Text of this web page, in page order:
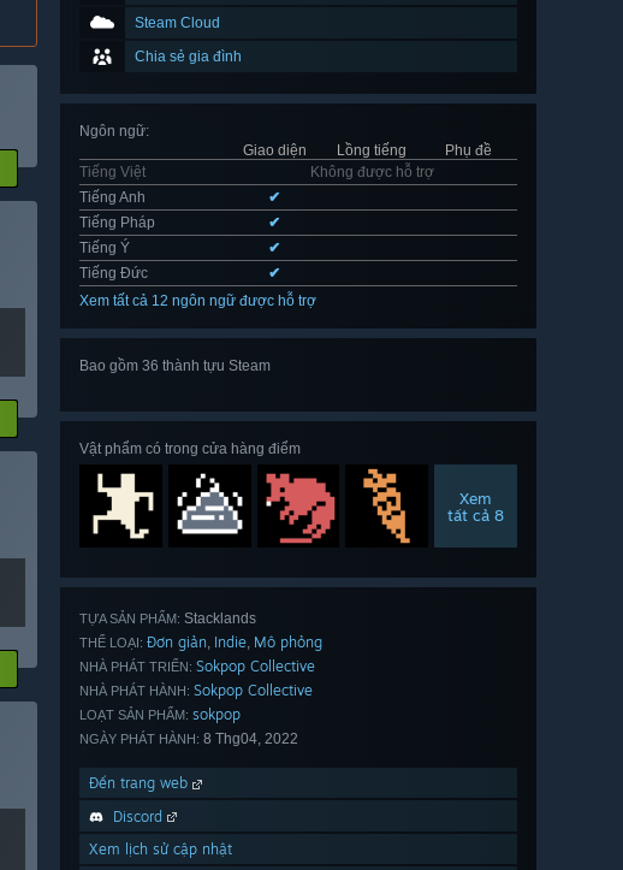
Steam Cloud
Chia sẻ gia đình
Ngôn ngữ:
Giao diện
Lồng tiếng
Phụ đề
Tiếng Việt
Không được hỗ trợ
Tiếng Anh
✔
Tiếng Pháp
✔
Tiếng Ý
✔
Tiếng Đức
✔
Xem tất cả 12 ngôn ngữ được hỗ trợ
Bao gồm 36 thành tựu Steam
Vật phẩm có trong cửa hàng điểm
Xem
tất cả 8
TỰA SẢN PHẨM: Stacklands
THỂ LOẠI: Đơn giản, Indie, Mô phỏng
NHÀ PHÁT TRIỂN: Sokpop Collective
NHÀ PHÁT HÀNH: Sokpop Collective
LOẠT SẢN PHẨM: sokpop
NGÀY PHÁT HÀNH: 8 Thg04, 2022
Đến trang web
Discord
Xem lịch sử cập nhật